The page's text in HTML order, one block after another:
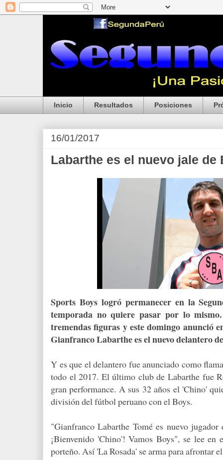
Inicio Resultados Posiciones
16/01/2017
Labarthe es el nuevo jale de
Sports Boys logró permanecer en la
temporada no quiere pasar por lo
tremendas figuras y este domingo anunció
Gianfranco Labarthe es el nuevo delantero
Y es que el delantero fue anunciado como
todo el 2017. El último club de Labarthe fue
gran performance. A sus 32 años el 'Chino'
división del fútbol peruano con el Boys.
"Gianfranco Labarthe Tomé es nuevo
¡Bienvenido 'Chino'! Vamos Boys", se lee
porteño. Así 'La Rosada' se arma para afrontar